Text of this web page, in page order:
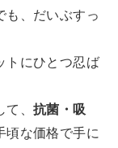
も、だいぶすっ
トにひとつ忍ば
て、抗菌・吸
頃な価格で手に